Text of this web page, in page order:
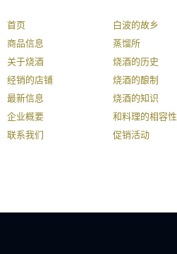
首页
商品信息
关于烧酒
经销的店铺
最新信息
企业概要
联系我们
白波的故乡
蒸馏所
烧酒的历史
烧酒的酿制
烧酒的知识
和料理的相容性
促销活动